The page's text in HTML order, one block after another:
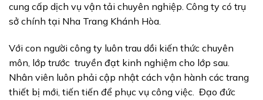
cung cấp dịch vụ vận tải chuyên nghiệp. Công ty có trụ
sở chính tại Nha Trang Khánh Hòa.
Với con người công ty luôn trau dồi kiến thức chuyên
môn, lớp trước truyền đạt kinh nghiệm cho lớp sau.
Nhân viên luôn phải cập nhật cách vận hành các trang
thiết bị mới, tiến tiến để phục vụ công việc. Đạo đức